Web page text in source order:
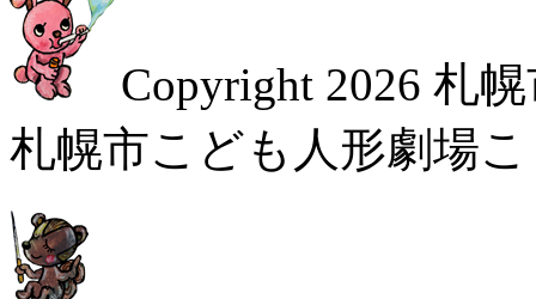
Copyright 2026 札
札幌市こども人形劇場こ